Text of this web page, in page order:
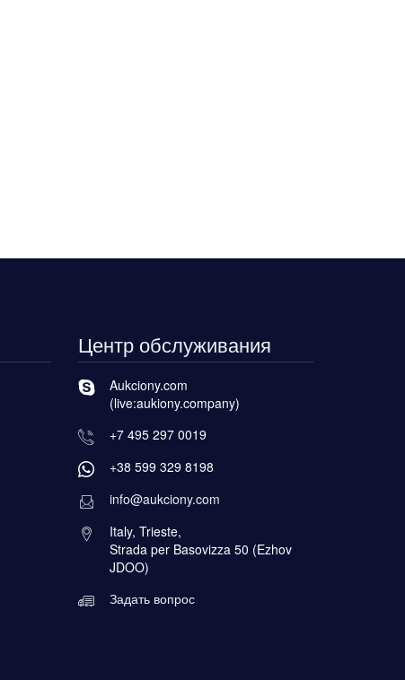
Центр обслуживания
Aukciony.com
(live:aukiony.company)
+7 495 297 0019
+38 599 329 8198
info@aukciony.com
Italy, Trieste,
Strada per Basovizza 50 (Ezhov
JDOO)
Задать вопрос